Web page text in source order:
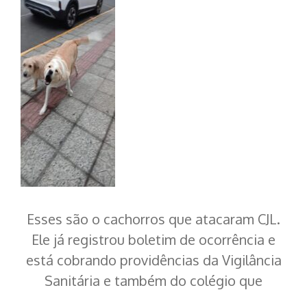
Esses são o cachorros que atacaram CJL.
Ele já registrou boletim de ocorrência e
está cobrando providências da Vigilância
Sanitária e também do colégio que